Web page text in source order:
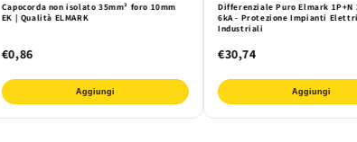
Capocorda non isolato 35mm² foro 10mm
EK | Qualità ELMARK
€0,86
Aggiungi
Differenziale Puro Elmark 1P+N
6kA - Protezione Impianti
Industriali
€30,74
Aggiungi